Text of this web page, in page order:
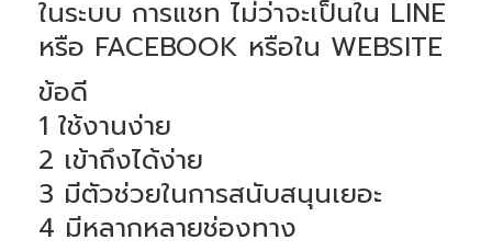
ในระบบ การแชท ไม่ว่าจะเป็นใน LINE
หรือ FACEBOOK หรือใน WEBSITE
ข้อดี
1 ใช้งานง่าย
2 เข้าถึงได้ง่าย
3 มีตัวช่วยในการสนับสนุนเยอะ
4 มีหลากหลายช่องทาง